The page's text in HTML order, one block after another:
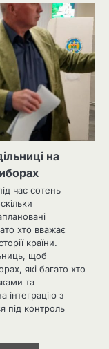
на
час сотень
хто вважає
країни.
щоб
які багато хто
та
інтеграцію з
під контроль